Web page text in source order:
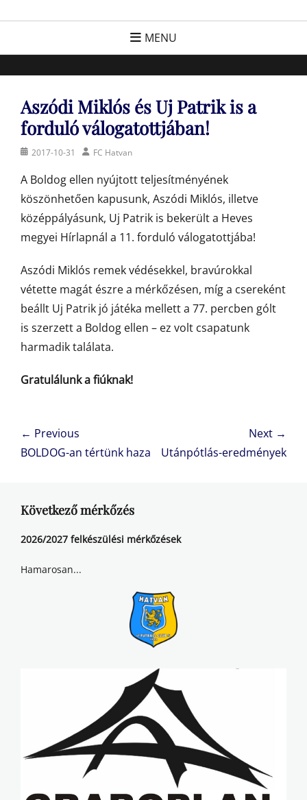
FC Hatvan
Egyesület a hatvani labdarúgásért, sportért!
MENU
Aszódi Miklós és Uj Patrik is a
forduló válogatottjában!
Posted2017-10-31 AuthorFC Hatvan
A Boldog ellen nyújtott teljesítményének
köszönhetően kapusunk, Aszódi Miklós, illetve
középpályásunk, Uj Patrik is bekerült a Heves
megyei Hírlapnál a 11. forduló válogatottjába!
Aszódi Miklós remek védésekkel, bravúrokkal
vétette magát észre a mérkőzésen, míg a csereként
beállt Uj Patrik jó játéka mellett a 77. percben gólt
is szerzett a Boldog ellen – ez volt csapatunk
harmadik találata.
Gratulálunk a fiúknak!
Bejegyzés
navigáció
← Previous
Previous
BOLDOG-an tértünk haza
Next →
Next
Utánpótlás-eredmények
Következő mérkőzés
2026/2027 felkészülési mérkőzések
Hamarosan...